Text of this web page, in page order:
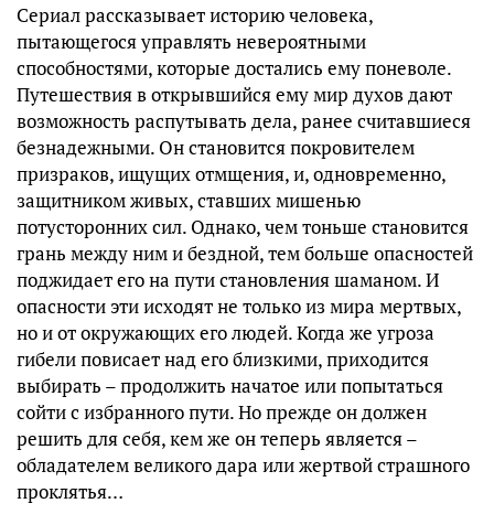
Сериал рассказывает историю человека,
пытающегося управлять невероятными
способностями, которые достались ему поневоле.
Путешествия в открывшийся ему мир духов дают
возможность распутывать дела, ранее считавшиеся
безнадежными. Он становится покровителем
призраков, ищущих отмщения, и, одновременно,
защитником живых, ставших мишенью
потусторонних сил. Однако, чем тоньше становится
грань между ним и бездной, тем больше опасностей
поджидает его на пути становления шаманом. И
опасности эти исходят не только из мира мертвых,
но и от окружающих его людей. Когда же угроза
гибели повисает над его близкими, приходится
выбирать – продолжить начатое или попытаться
сойти с избранного пути. Но прежде он должен
решить для себя, кем же он теперь является –
обладателем великого дара или жертвой страшного
проклятья…